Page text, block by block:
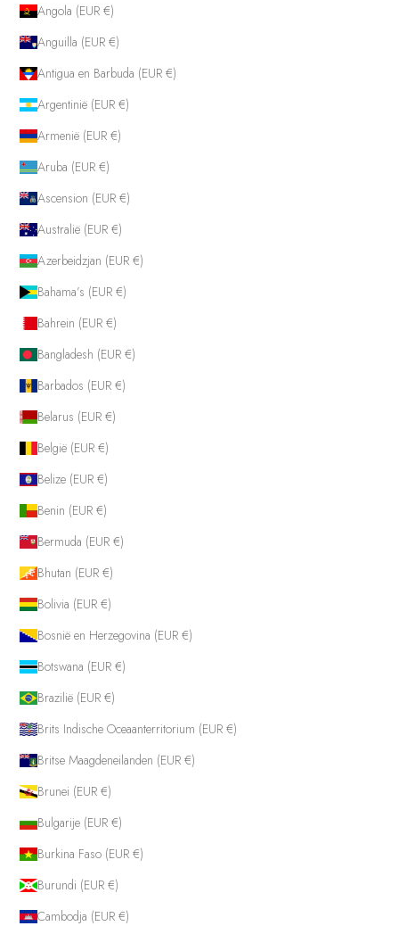
Angola (EUR €)
Anguilla (EUR €)
Antigua en Barbuda (EUR €)
Argentinië (EUR €)
Armenië (EUR €)
Aruba (EUR €)
Ascension (EUR €)
Australië (EUR €)
Azerbeidzjan (EUR €)
Bahama’s (EUR €)
Bahrein (EUR €)
Bangladesh (EUR €)
Barbados (EUR €)
Belarus (EUR €)
België (EUR €)
Belize (EUR €)
Benin (EUR €)
Bermuda (EUR €)
Bhutan (EUR €)
Bolivia (EUR €)
Bosnië en Herzegovina (EUR €)
Botswana (EUR €)
Brazilië (EUR €)
Brits Indische Oceaanterritorium (EUR €)
Britse Maagdeneilanden (EUR €)
Brunei (EUR €)
Bulgarije (EUR €)
Burkina Faso (EUR €)
Burundi (EUR €)
Cambodja (EUR €)